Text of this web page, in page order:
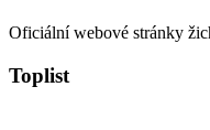
Oficiální webové stránky
Toplist